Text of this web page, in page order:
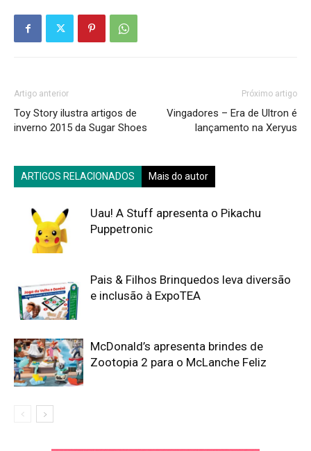
Artigo anterior
Toy Story ilustra artigos de
inverno 2015 da Sugar Shoes
Próximo artigo
Vingadores – Era de Ultron é
lançamento na Xeryus
ARTIGOS RELACIONADOS Mais do autor
Uau! A Stuff apresenta o Pikachu
Puppetronic
Pais & Filhos Brinquedos leva diversão
e inclusão à ExpoTEA
McDonald’s apresenta brindes de
Zootopia 2 para o McLanche Feliz